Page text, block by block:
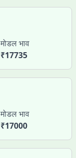
मोडल भाव
₹17735
मोडल भाव
₹17000